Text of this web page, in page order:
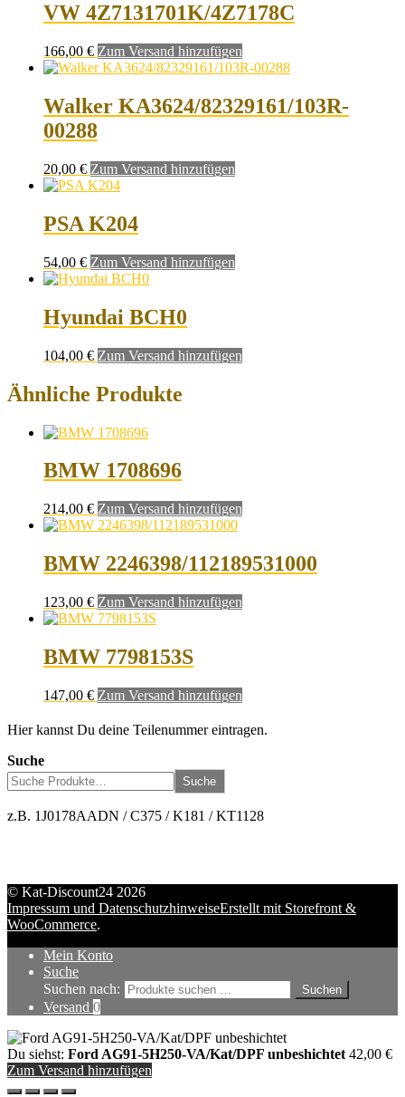
VW 4Z7131701K/4Z7178C
166,00 € Zum Versand hinzufügen
Walker KA3624/82329161/103R-
00288
20,00 € Zum Versand hinzufügen
PSA K204
54,00 € Zum Versand hinzufügen
Hyundai BCH0
104,00 € Zum Versand hinzufügen
Ähnliche Produkte
BMW 1708696
214,00 € Zum Versand hinzufügen
BMW 2246398/112189531000
123,00 € Zum Versand hinzufügen
BMW 7798153S
147,00 € Zum Versand hinzufügen
Hier kannst Du deine Teilenummer eintragen.
Suche
Suche
z.B. 1J0178AADN / C375 / K181 / KT1128
© Kat-Discount24 2026
Impressum und DatenschutzhinweiseErstellt mit Storefront &
WooCommerce.
Mein Konto
Suche
Suchen nach:
Suchen
Versand 0
Du siehst: Ford AG91-5H250-VA/Kat/DPF unbeshichtet 42,00 €
Zum Versand hinzufügen